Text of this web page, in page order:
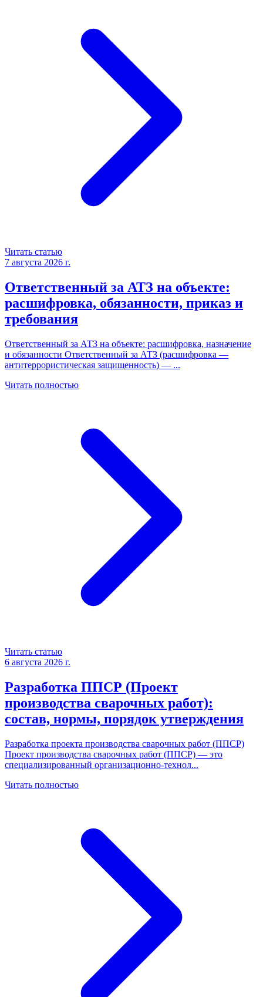
Читать статью
7 августа 2026 г.
Ответственный за АТЗ на объекте:
расшифровка, обязанности, приказ и
требования
Ответственный за АТЗ на объекте: расшифровка, назначение
и обязанности Ответственный за АТЗ (расшифровка —
антитеррористическая защищенность) — ...
Читать полностью
Читать статью
6 августа 2026 г.
Разработка ППСР (Проект
производства сварочных работ):
состав, нормы, порядок утверждения
Разработка проекта производства сварочных работ (ППСР)
Проект производства сварочных работ (ППСР) — это
специализированный организационно-технол...
Читать полностью